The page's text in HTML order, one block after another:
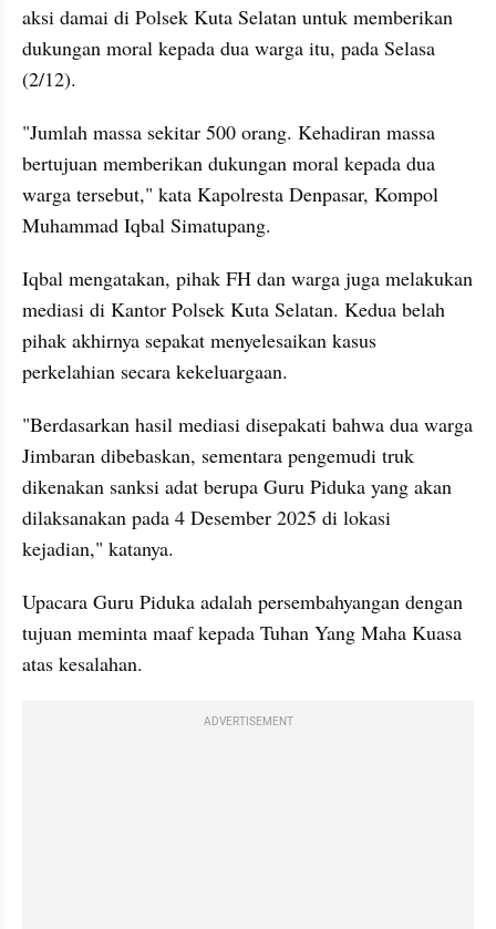
aksi damai di Polsek Kuta Selatan untuk memberikan
dukungan moral kepada dua warga itu, pada Selasa
(2/12).
"Jumlah massa sekitar 500 orang. Kehadiran massa
bertujuan memberikan dukungan moral kepada dua
warga tersebut," kata Kapolresta Denpasar, Kompol
Muhammad Iqbal Simatupang.
Iqbal mengatakan, pihak FH dan warga juga melakukan
mediasi di Kantor Polsek Kuta Selatan. Kedua belah
pihak akhirnya sepakat menyelesaikan kasus
perkelahian secara kekeluargaan.
"Berdasarkan hasil mediasi disepakati bahwa dua warga
Jimbaran dibebaskan, sementara pengemudi truk
dikenakan sanksi adat berupa Guru Piduka yang akan
dilaksanakan pada 4 Desember 2025 di lokasi
kejadian," katanya.
Upacara Guru Piduka adalah persembahyangan dengan
tujuan meminta maaf kepada Tuhan Yang Maha Kuasa
atas kesalahan.
ADVERTISEMENT